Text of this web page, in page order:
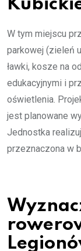
W tym miejscu
parkowej (zieleń
ławki, kosze na
edukacyjnymi i
oświetlenia.
jest planowane
Jednostka
przeznaczona w